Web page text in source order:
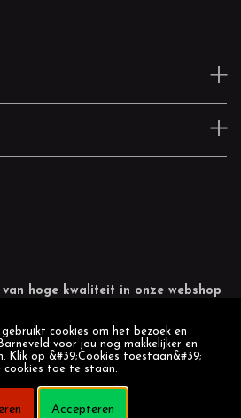
hoge kwaliteit in onze webshop
cookies om het bezoek en
voor jou nog makkelijker en
Klik op &#39;Cookies toestaan&#39;
cookies toe te staan.
Accepteren